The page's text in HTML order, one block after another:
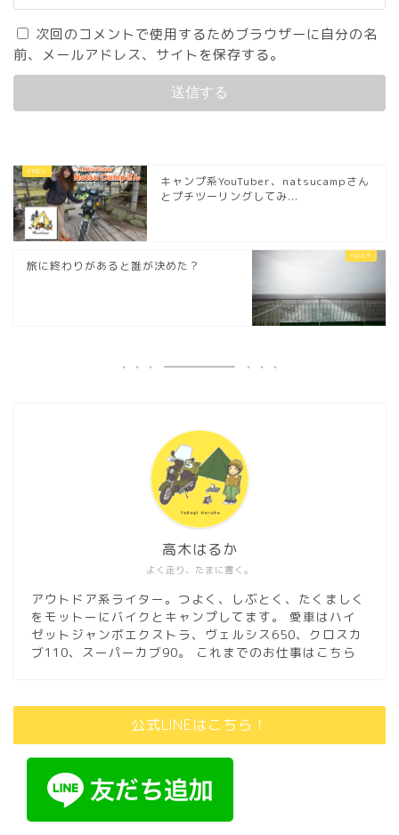
次回のコメントで使用するためブラウザーに自分の名
前、メールアドレス、サイトを保存する。
キャンプ系YouTuber、natsucampさん
とプチツーリングしてみ...
旅に終わりがあると誰が決めた？
よく走り、たまに書く。
高木はるか
アウトドア系ライター。つよく、しぶとく、たくましく
をモットーにバイクとキャンプしてます。 愛車はハイ
ゼットジャンボエクストラ、ヴェルシス650、クロスカ
ブ110、スーパーカブ90。
これまでのお仕事はこちら
公式LINEはこちら！